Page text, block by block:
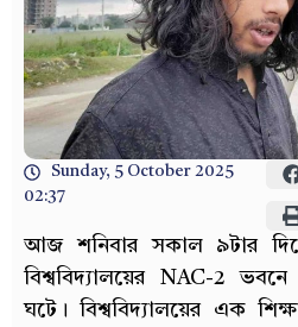
Sunday, 5 October 2025
02:37
আজ শনিবার সকাল ৯টার
বিশ্ববিদ্যালয়ের NAC-2
ঘটে। বিশ্ববিদ্যালয়ের এক